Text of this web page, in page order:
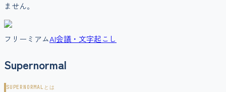
ません。
フリーミアムAI会議・文字起こし
Supernormal
SUPERNORMAL とは